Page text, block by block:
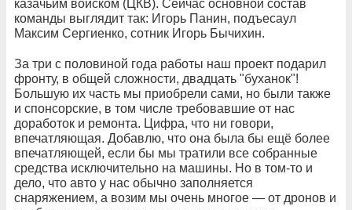
казачьим войском (ЦКВ). Сейчас основной состав
команды выглядит так: Игорь Панин, подъесаул
Максим Сергиенко, сотник Игорь Бычихин.
За три с половиной года работы наш проект подарил
фронту, в общей сложности, двадцать "буханок"!
Большую их часть мы приобрели сами, но были также
и спонсорские, в том числе требовавшие от нас
доработок и ремонта. Цифра, что ни говори,
впечатляющая. Добавлю, что она была бы ещё более
впечатляющей, если бы мы тратили все собранные
средства исключительно на машины. Но в том-то и
дело, что авто у нас обычно заполняется
снаряжением, а возим мы очень многое — от дронов и